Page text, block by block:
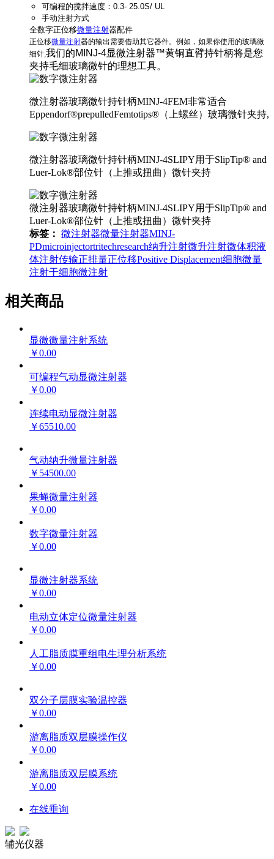
可编程的搅拌速度：0.3- 25.0S/ UL
手动注射方式
全数字正位移微量注射器配件
正位移微量注射器的输出需要借助其它器件。例如，如果你使用的玻璃微
细针,我们的MINJ-4显微注射器™黄铜直臂持针柄将是您
夹持毛细玻璃微针的理想工具。
微注射器玻璃微针持针柄MINJ-4FEM非常适合
Eppendorf®prepulledFemtotips®（上螺丝）玻璃微针夹持,
微注射器玻璃微针持针柄MINJ-4SLIPY用于SlipTip® and
Luer-Lok®部位针（上推或扭曲）微针夹持
微注射器玻璃微针持针柄MINJ-4SLIPY用于SlipTip® and
Luer-Lok®部位针（上推或扭曲）微针夹持
标签： 微注射器微量注射器MINJ-
PDmicroinjectortritechresearch纳升注射微升注射微体积液
体注射传输正排量正位移Positive Displacement细胞微量
注射干细胞微注射
相关商品
显微微量注射系统
￥0.00
可编程气动显微注射器
￥0.00
连续电动显微注射器
￥65510.00
气动纳升微量注射器
￥54500.00
果蝇微量注射器
￥0.00
数字微量注射器
￥0.00
显微注射器系统
￥0.00
电动立体定位微量注射器
￥0.00
人工脂质膜重组电生理分析系统
￥0.00
双分子层膜实验温控器
￥0.00
游离脂质双层膜操作仪
￥0.00
游离脂质双层膜系统
￥0.00
在线垂询
辅光仪器